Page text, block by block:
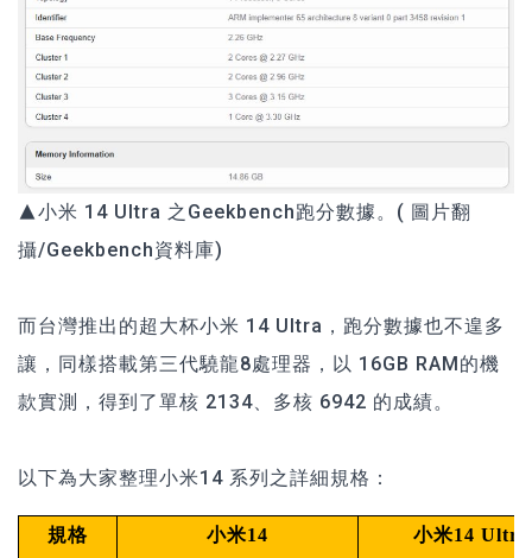
▲小米 14 Ultra 之Geekbench跑分數據。( 圖片翻
攝/Geekbench資料庫)
而台灣推出的超大杯小米 14 Ultra，跑分數據也不遑多
讓，同樣搭載第三代驍龍8處理器，以 16GB RAM的機
款實測 ， 得到了單核 2134、多核 6942 的成績。
以下為大家整理小米14 系列之詳細規格：
規格 小米14 小米14 Ultra